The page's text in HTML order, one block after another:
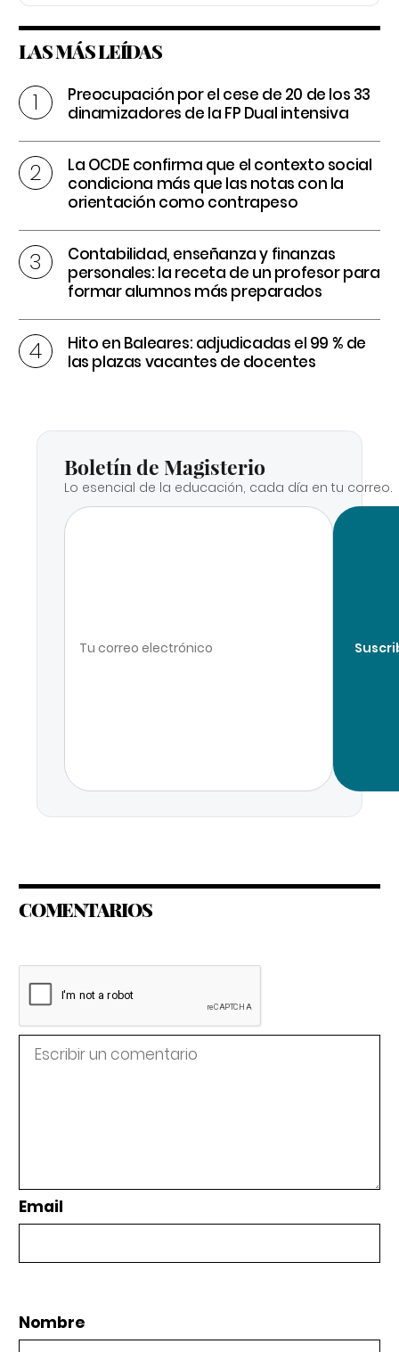
LAS MÁS LEÍDAS
Preocupación por el cese de 20 de los 33
dinamizadores de la FP Dual intensiva
La OCDE confirma que el contexto social
condiciona más que las notas con la
orientación como contrapeso
Contabilidad, enseñanza y finanzas
personales: la receta de un profesor para
formar alumnos más preparados
Hito en Baleares: adjudicadas el 99 % de
las plazas vacantes de docentes
Boletín de Magisterio
Lo esencial de la educación, cada día en tu correo.
COMENTARIOS
Email
Nombre